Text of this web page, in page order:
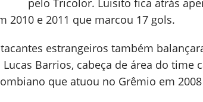
pelo Tricolor. Luisito fica atrás
2010 e 2011 que marcou 17 gols.
estrangeiros também
Barrios, cabeça de área do time
que atuou no Grêmio em 2008